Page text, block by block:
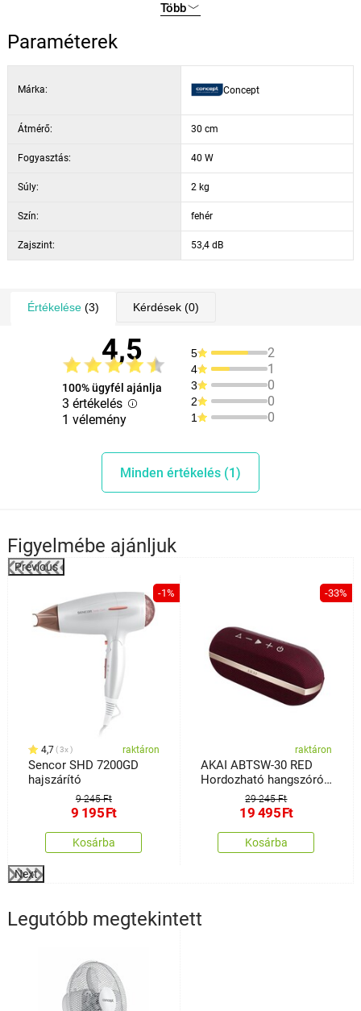
lapátok növelik a hűtött terület mértékét.
A ventilátor szabályozóval van ellátva, amely a motoregységen van
leállítja. A ventilátor nagyon halk, így nem fogja zavarni munka, vagy
nagyon halk működés: 53,4 dB (A)
Több
Paraméterek
Márka: Concept
Átmérő: 30 cm
Fogyasztás: 40 W
Súly: 2 kg
Szín: fehér
Zajszint: 53,4 dB
Értékelése(3) Kérdések(0)
4,5
100% ügyfél ajánlja
3 értékelés
1 vélemény
5 2
4 1
3 0
2 0
1 0
Minden értékelés (1)
Figyelmébe ajánljuk
Previous
-1%
4,7 3x raktáron
Sencor SHD 7200GD
hajszárító
9 245 Ft
9 195Ft
Kosárba
-33%
raktáron
AKAI ABTSW-30 RED
Hordozható hangszóró
BT-vel, IPX729 245 Ft
19 495Ft
Kosárba
Next
Legutóbb megtekintett